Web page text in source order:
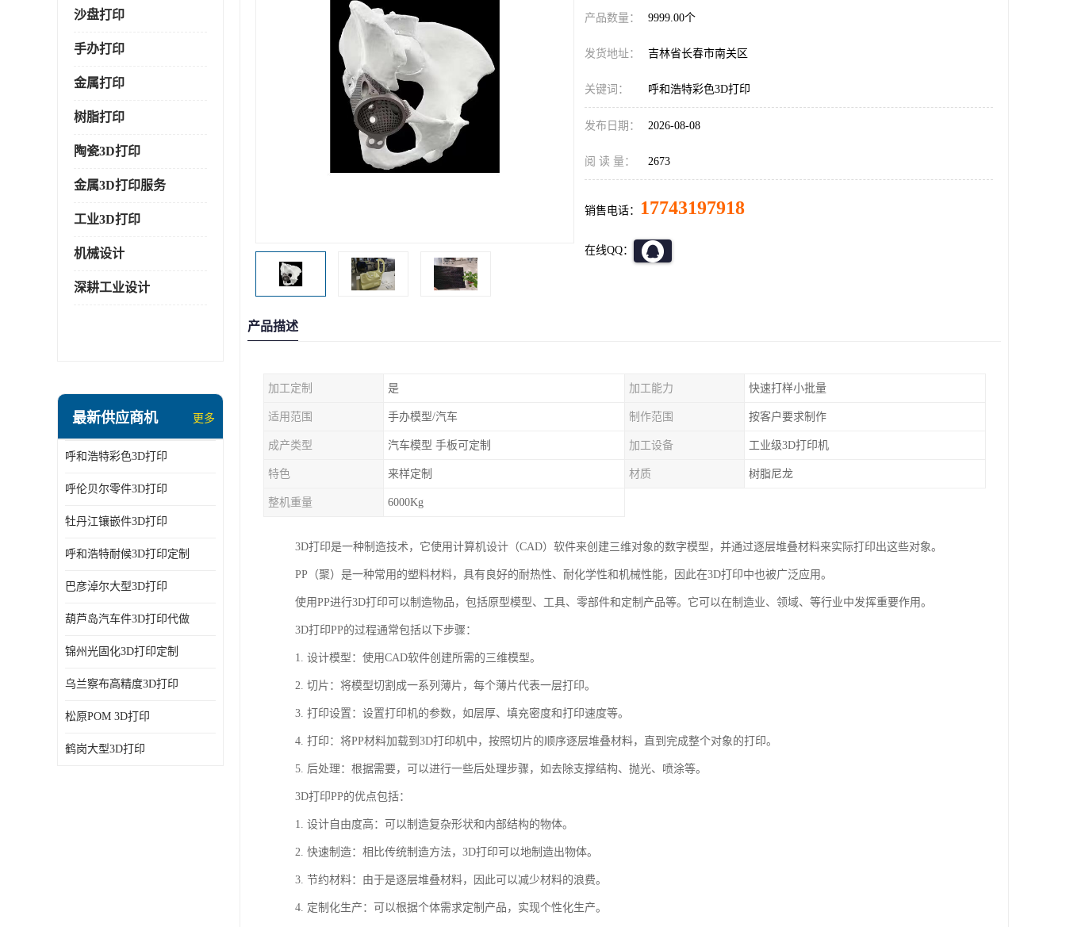
沙盘打印
手办打印
金属打印
树脂打印
陶瓷3D打印
金属3D打印服务
工业3D打印
机械设计
深耕工业设计
最新供应商机 更多
呼和浩特彩色3D打印
呼伦贝尔零件3D打印
牡丹江镶嵌件3D打印
呼和浩特耐候3D打印定制
巴彦淖尔大型3D打印
葫芦岛汽车件3D打印代做
锦州光固化3D打印定制
乌兰察布高精度3D打印
松原POM 3D打印
鹤岗大型3D打印
产品数量： 9999.00个
发货地址： 吉林省长春市南关区
关键词： 呼和浩特彩色3D打印
发布日期： 2026-08-08
阅 读 量： 2673
销售电话： 17743197918
在线QQ：
产品描述
加工定制 是 加工能力 快速打样小批量
适用范围 手办模型/汽车 制作范围 按客户要求制作
成产类型 汽车模型 手板可定制 加工设备 工业级3D打印机
特色 来样定制 材质 树脂尼龙
整机重量 6000Kg
3D打印是一种制造技术，它使用计算机设计（CAD）软件来创建三维对象的数字模型，并通过逐层堆叠材料来实际打印出这些对象。
PP（聚）是一种常用的塑料材料，具有良好的耐热性、耐化学性和机械性能，因此在3D打印中也被广泛应用。
使用PP进行3D打印可以制造物品，包括原型模型、工具、零部件和定制产品等。它可以在制造业、领域、等行业中发挥重要作用。
3D打印PP的过程通常包括以下步骤：
1. 设计模型：使用CAD软件创建所需的三维模型。
2. 切片：将模型切割成一系列薄片，每个薄片代表一层打印。
3. 打印设置：设置打印机的参数，如层厚、填充密度和打印速度等。
4. 打印：将PP材料加载到3D打印机中，按照切片的顺序逐层堆叠材料，直到完成整个对象的打印。
5. 后处理：根据需要，可以进行一些后处理步骤，如去除支撑结构、抛光、喷涂等。
3D打印PP的优点包括：
1. 设计自由度高：可以制造复杂形状和内部结构的物体。
2. 快速制造：相比传统制造方法，3D打印可以地制造出物体。
3. 节约材料：由于是逐层堆叠材料，因此可以减少材料的浪费。
4. 定制化生产：可以根据个体需求定制产品，实现个性化生产。